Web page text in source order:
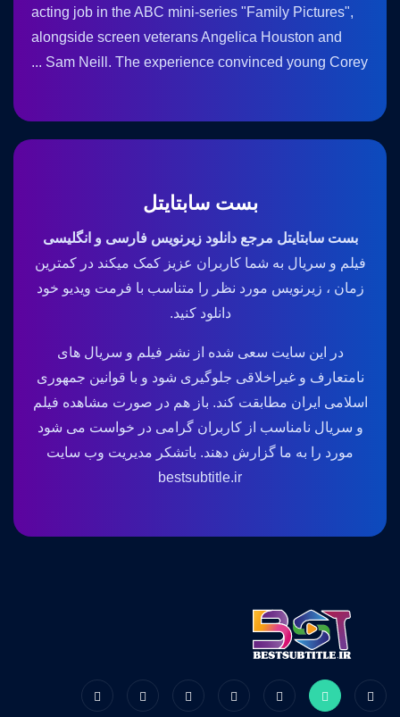
acting job in the ABC mini-series "Family Pictures",
alongside screen veterans Angelica Houston and
Sam Neill. The experience convinced young Corey ...
بست سابتایتل
بست سابتایتل مرجع دانلود زیرنویس فارسی و انگلیسی
فیلم و سریال به شما کاربران عزیز کمک میکند در کمترین
زمان ، زیرنویس مورد نظر را متناسب با فرمت ویدیو خود
دانلود کنید.
در این سایت سعی شده از نشر فیلم و سریال های
نامتعارف و غیراخلاقی جلوگیری شود و با قوانین جمهوری
اسلامی ایران مطابقت کند. باز هم در صورت مشاهده فیلم
و سریال نامناسب از کاربران گرامی در خواست می شود
مورد را به ما گزارش دهند. باتشکر مدیریت وب سایت
bestsubtitle.ir